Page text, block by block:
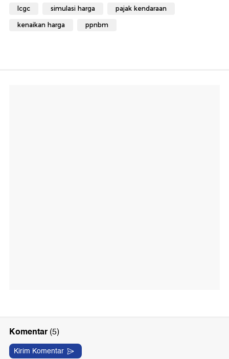
lcgc simulasi harga pajak kendaraan
kenaikan harga ppnbm